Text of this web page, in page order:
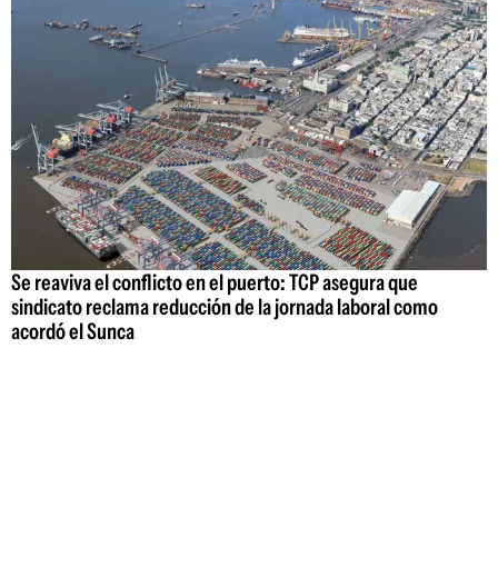
Se reaviva el conflicto en el puerto: TCP asegura que
sindicato reclama reducción de la jornada laboral como
acordó el Sunca